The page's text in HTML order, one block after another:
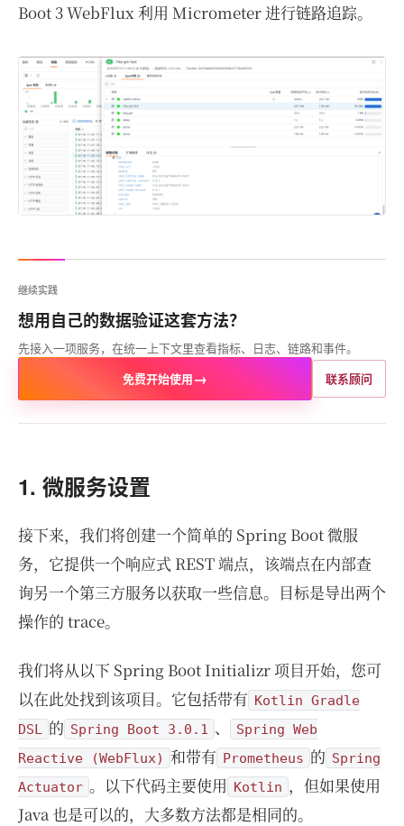
Boot 3 WebFlux 利用 Micrometer 进行链路追踪。
继续实践
想用自己的数据验证这套方法？
先接入一项服务，在统一上下文里查看指标、日志、链路和事件。
免费开始使用→ 联系顾问
1. 微服务设置
接下来，我们将创建一个简单的 Spring Boot 微服
务，它提供一个响应式 REST 端点，该端点在内部查
询另一个第三方服务以获取一些信息。目标是导出两个
操作的 trace。
我们将从以下 Spring Boot Initializr 项目开始，您可
以在此处找到该项目。它包括带有 Kotlin Gradle
DSL
的 Spring Boot 3.0.1 、
Spring Web
Reactive (WebFlux) 和带有 Prometheus 的 Spring
Actuator 。以下代码主要使用 Kotlin ，但如果使用
Java 也是可以的，大多数方法都是相同的。